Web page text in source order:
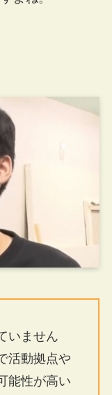
いません
活動拠点や
能性が高い